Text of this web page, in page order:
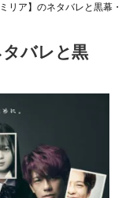
ミリア】のネタバレと黒幕
タバレと黒